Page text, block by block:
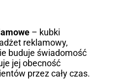
– kubki
reklamowy,
buduje świadomość
jej obecność
przez cały czas.